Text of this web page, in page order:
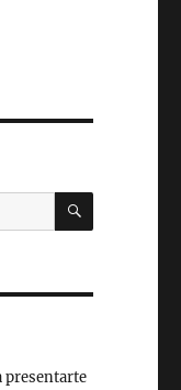
BUSCAR
presentarte